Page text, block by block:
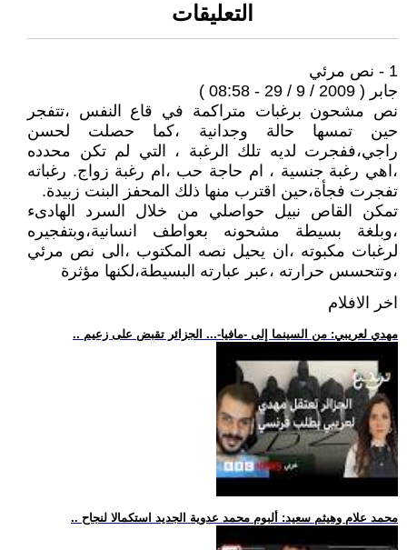
التعليقات
1 - نص مرئي
جابر ( 2009 / 9 / 29 - 08:58 )
نص مشحون برغبات متراكمة في قاع النفس ،تتفجر
حين تمسها حالة وجدانية ،كما حصلت لحسن
راجي،ففجرت لديه تلك الرغبة ، التي لم تكن محدده
،اهي رغبة جنسية ، ام حاجة حب ،ام رغبة زواج. رغباته
تفجرت فجأة،حين اقترب منها ذلك المحفز البنت زبيدة.
تمكن القاص نبيل حواصلي من خلال السرد الهادىء
،وبلغة بسيطة مشحونه بعواطف انسانية،وبتفجيره
لرغبات مكبوته ،ان يحيل نصه المكتوب ،الى نص مرئي
،وتتحسس حرارته ،عبر عبارته البسيطة،لكنها مؤثرة
اخر الافلام
.. مهدي لعريبي: من السينما إلى -مافيا-... الجزائر تقبض على زعيم
.. محمد علام وهيثم سعيد: ألبوم محمد عدوية الجديد استكمالا لنجاح